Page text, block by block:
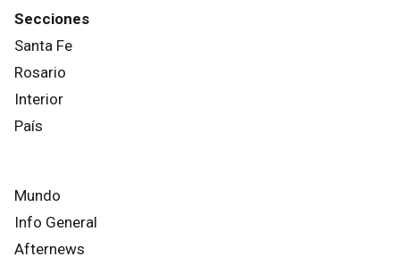
Secciones
Santa Fe
Rosario
Interior
País
Mundo
Info General
Afternews